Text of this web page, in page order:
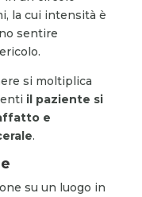
la cui intensità è
sentire
si moltiplica
il paziente si
e
.
su un luogo in